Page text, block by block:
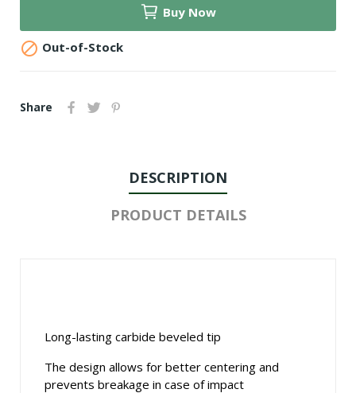
Buy Now
 Out-of-Stock
Share
DESCRIPTION
PRODUCT DETAILS
Long-lasting carbide beveled tip
The design allows for better centering and
prevents breakage in case of impact